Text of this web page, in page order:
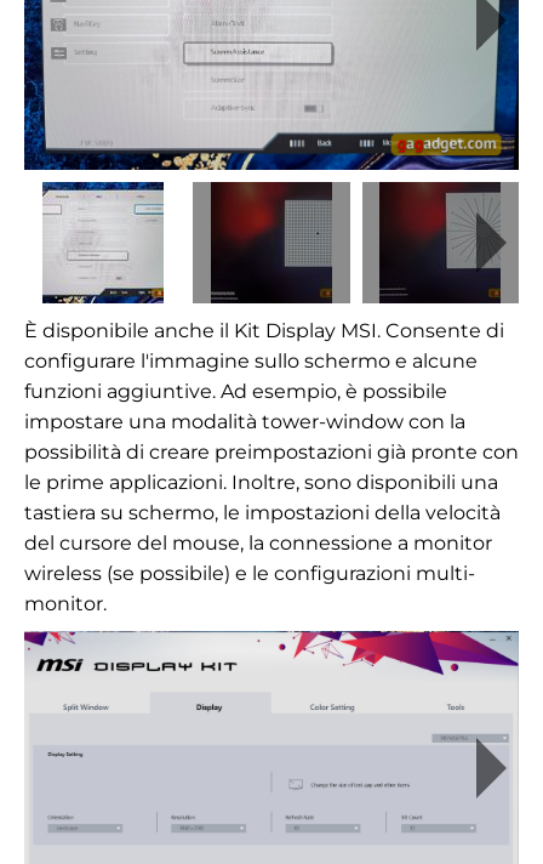
È disponibile anche il Kit Display MSI. Consente di
configurare l'immagine sullo schermo e alcune
funzioni aggiuntive. Ad esempio, è possibile
impostare una modalità tower-window con la
possibilità di creare preimpostazioni già pronte con
le prime applicazioni. Inoltre, sono disponibili una
tastiera su schermo, le impostazioni della velocità
del cursore del mouse, la connessione a monitor
wireless (se possibile) e le configurazioni multi-
monitor.